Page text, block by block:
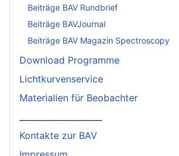
Beiträge BAV Rundbrief
Beiträge BAVJournal
Beiträge BAV Magazin Spectroscopy
Download Programme
Lichtkurvenservice
Materialien für Beobachter
Kontakte zur BAV